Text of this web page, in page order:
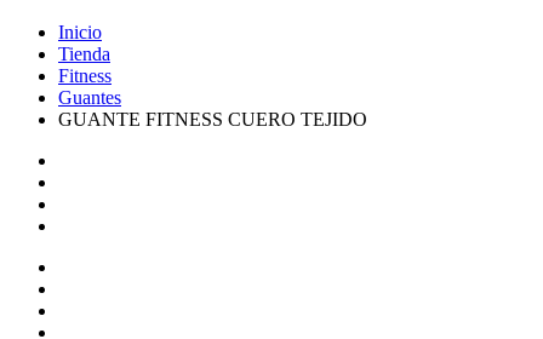
Inicio
Tienda
Fitness
Guantes
GUANTE FITNESS CUERO TEJIDO